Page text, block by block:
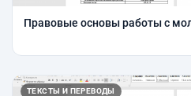
Правовые основы работы с
ТЕКСТЫ И ПЕРЕВОДЫ